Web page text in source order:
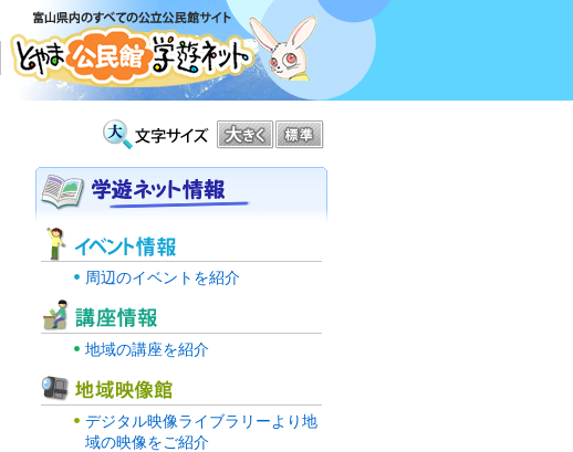
周辺のイベントを紹介
地域の講座を紹介
デジタル映像ライブラリーより地
域の映像をご紹介